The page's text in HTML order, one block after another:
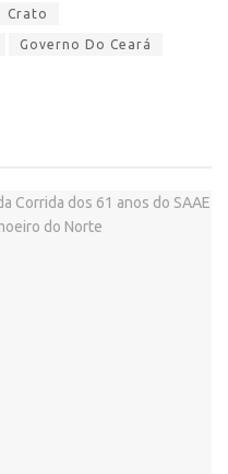
Crato
Governo Do Ceará